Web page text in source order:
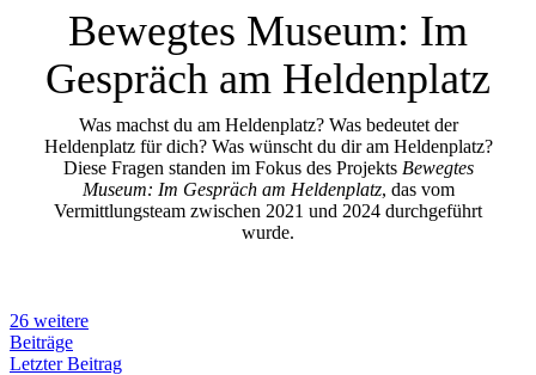
Bewegtes Museum: Im
Gespräch am Heldenplatz
Was machst du am Heldenplatz? Was bedeutet der
Heldenplatz für dich? Was wünscht du dir am Heldenplatz?
Diese Fragen standen im Fokus des Projekts Bewegtes
Museum: Im Gespräch am Heldenplatz, das vom
Vermittlungsteam zwischen 2021 und 2024 durchgeführt
wurde.
26 weitere
Beiträge
Letzter Beitrag